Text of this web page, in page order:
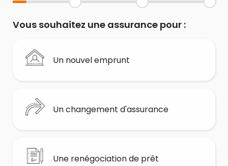
Vous souhaitez une assurance pour :
Un nouvel emprunt
Un changement d'assurance
Une renégociation de prêt